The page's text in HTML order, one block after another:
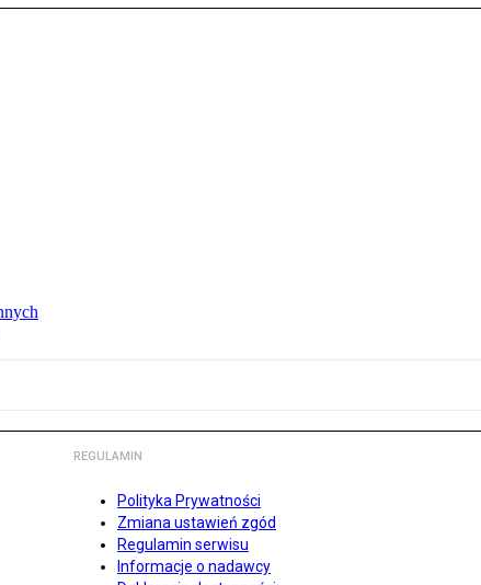
REGULAMIN
Polityka Prywatności
Zmiana ustawień zgód
Regulamin serwisu
Informacje o nadawcy